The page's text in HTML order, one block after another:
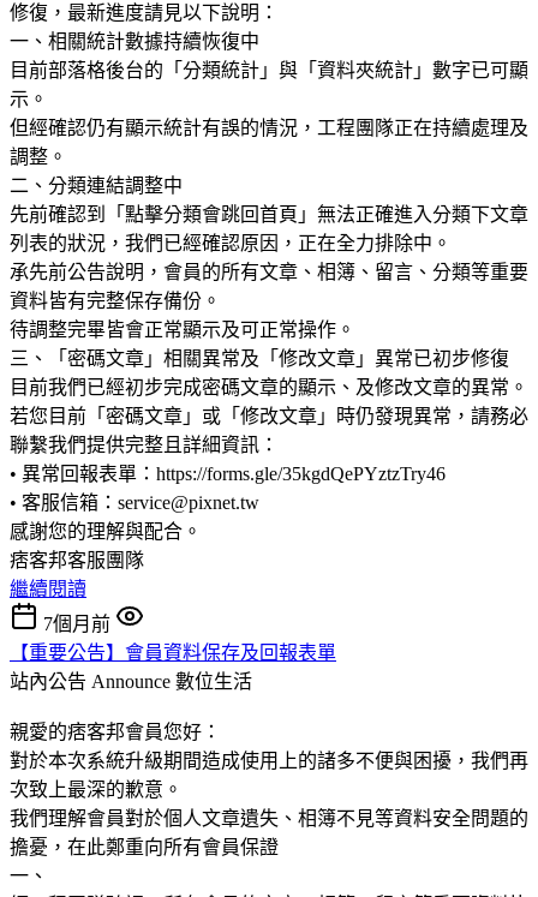
修復，最新進度請見以下說明：
一、相關統計數據持續恢復中
目前部落格後台的「分類統計」與「資料夾統計」數字已可顯
示。
但經確認仍有顯示統計有誤的情況，工程團隊正在持續處理及
調整。
二、分類連結調整中
先前確認到「點擊分類會跳回首頁」無法正確進入分類下文章
列表的狀況，我們已經確認原因，正在全力排除中。
承先前公告說明，會員的所有文章、相簿、留言、分類等重要
資料皆有完整保存備份。
待調整完畢皆會正常顯示及可正常操作。
三、「密碼文章」相關異常及「修改文章」異常已初步修復
目前我們已經初步完成密碼文章的顯示、及修改文章的異常。
若您目前「密碼文章」或「修改文章」時仍發現異常，請務必
聯繫我們提供完整且詳細資訊：
• 異常回報表單：https://forms.gle/35kgdQePYztzTry46
• 客服信箱：service@pixnet.tw
感謝您的理解與配合。
痞客邦客服團隊
繼續閱讀
7個月前
【重要公告】會員資料保存及回報表單
站內公告 Announce 數位生活
親愛的痞客邦會員您好：
對於本次系統升級期間造成使用上的諸多不便與困擾，我們再
次致上最深的歉意。
我們理解會員對於個人文章遺失、相簿不見等資料安全問題的
擔憂，在此鄭重向所有會員保證
一、